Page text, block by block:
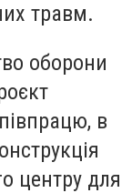
травм.
оборони
в
центру для